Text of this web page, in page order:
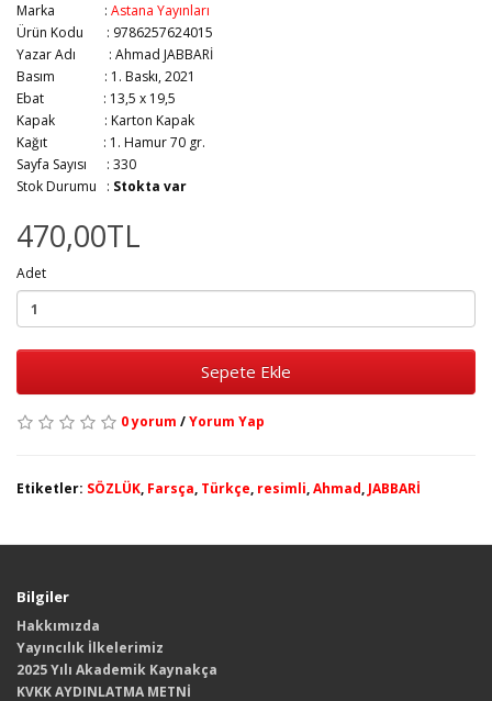
Marka : Astana Yayınları
Ürün Kodu : 9786257624015
Yazar Adı : Ahmad JABBARİ
Basım : 1. Baskı, 2021
Ebat : 13,5 x 19,5
Kapak : Karton Kapak
Kağıt : 1. Hamur 70 gr.
Sayfa Sayısı : 330
Stok Durumu : Stokta var
470,00TL
Adet
Sepete Ekle
0 yorum /Yorum Yap
Etiketler: SÖZLÜK, Farsça, Türkçe, resimli,Ahmad, JABBARİ
Bilgiler
Hakkımızda
Yayıncılık İlkelerimiz
2025 Yılı Akademik Kaynakça
KVKK AYDINLATMA METNİ